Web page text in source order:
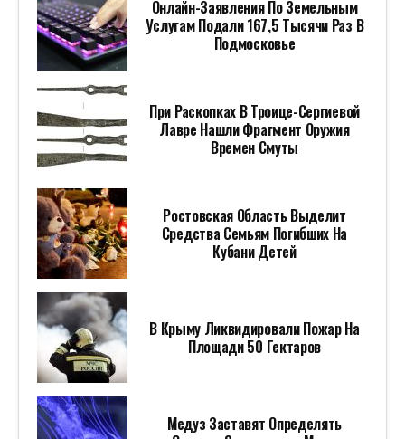
Онлайн-Заявления По Земельным
Услугам Подали 167,5 Тысячи Раз В
Подмосковье
При Раскопках В Троице-Сергиевой
Лавре Нашли Фрагмент Оружия
Времен Смуты
Ростовская Область Выделит
Средства Семьям Погибших На
Кубани Детей
В Крыму Ликвидировали Пожар На
Площади 50 Гектаров
Медуз Заставят Определять